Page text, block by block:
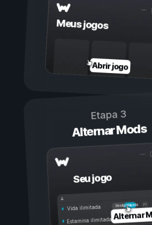
Meus jogos
Abrir jogo
Etapa 3
Alternar Mods
Seu jogo
Ligada
Desligada
Vida ilimitada
Estamina ilimitadaAlternar